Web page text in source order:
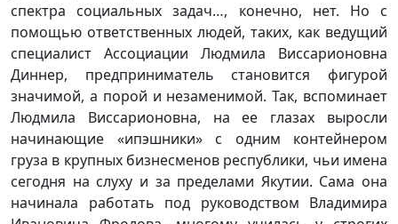
спектра социальных задач…, конечно, нет. Но с
помощью ответственных людей, таких, как ведущий
специалист Ассоциации Людмила Виссарионовна
Диннер, предприниматель становится фигурой
значимой, а порой и незаменимой. Так, вспоминает
Людмила Виссарионовна, на ее глазах выросли
начинающие «ипэшники» с одним контейнером
груза в крупных бизнесменов республики, чьи имена
сегодня на слуху и за пределами Якутии. Сама она
начинала работать под руководством Владимира